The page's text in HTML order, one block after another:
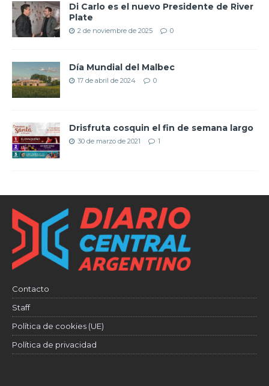
Di Carlo es el nuevo Presidente de River
Plate
2 de noviembre de 2025 0
Día Mundial del Malbec
17 de abril de 2024 0
Drisfruta cosquin el fin de semana largo
30 de marzo de 2021 1
Contacto
Staff
Política de cookies (UE)
Política de privacidad